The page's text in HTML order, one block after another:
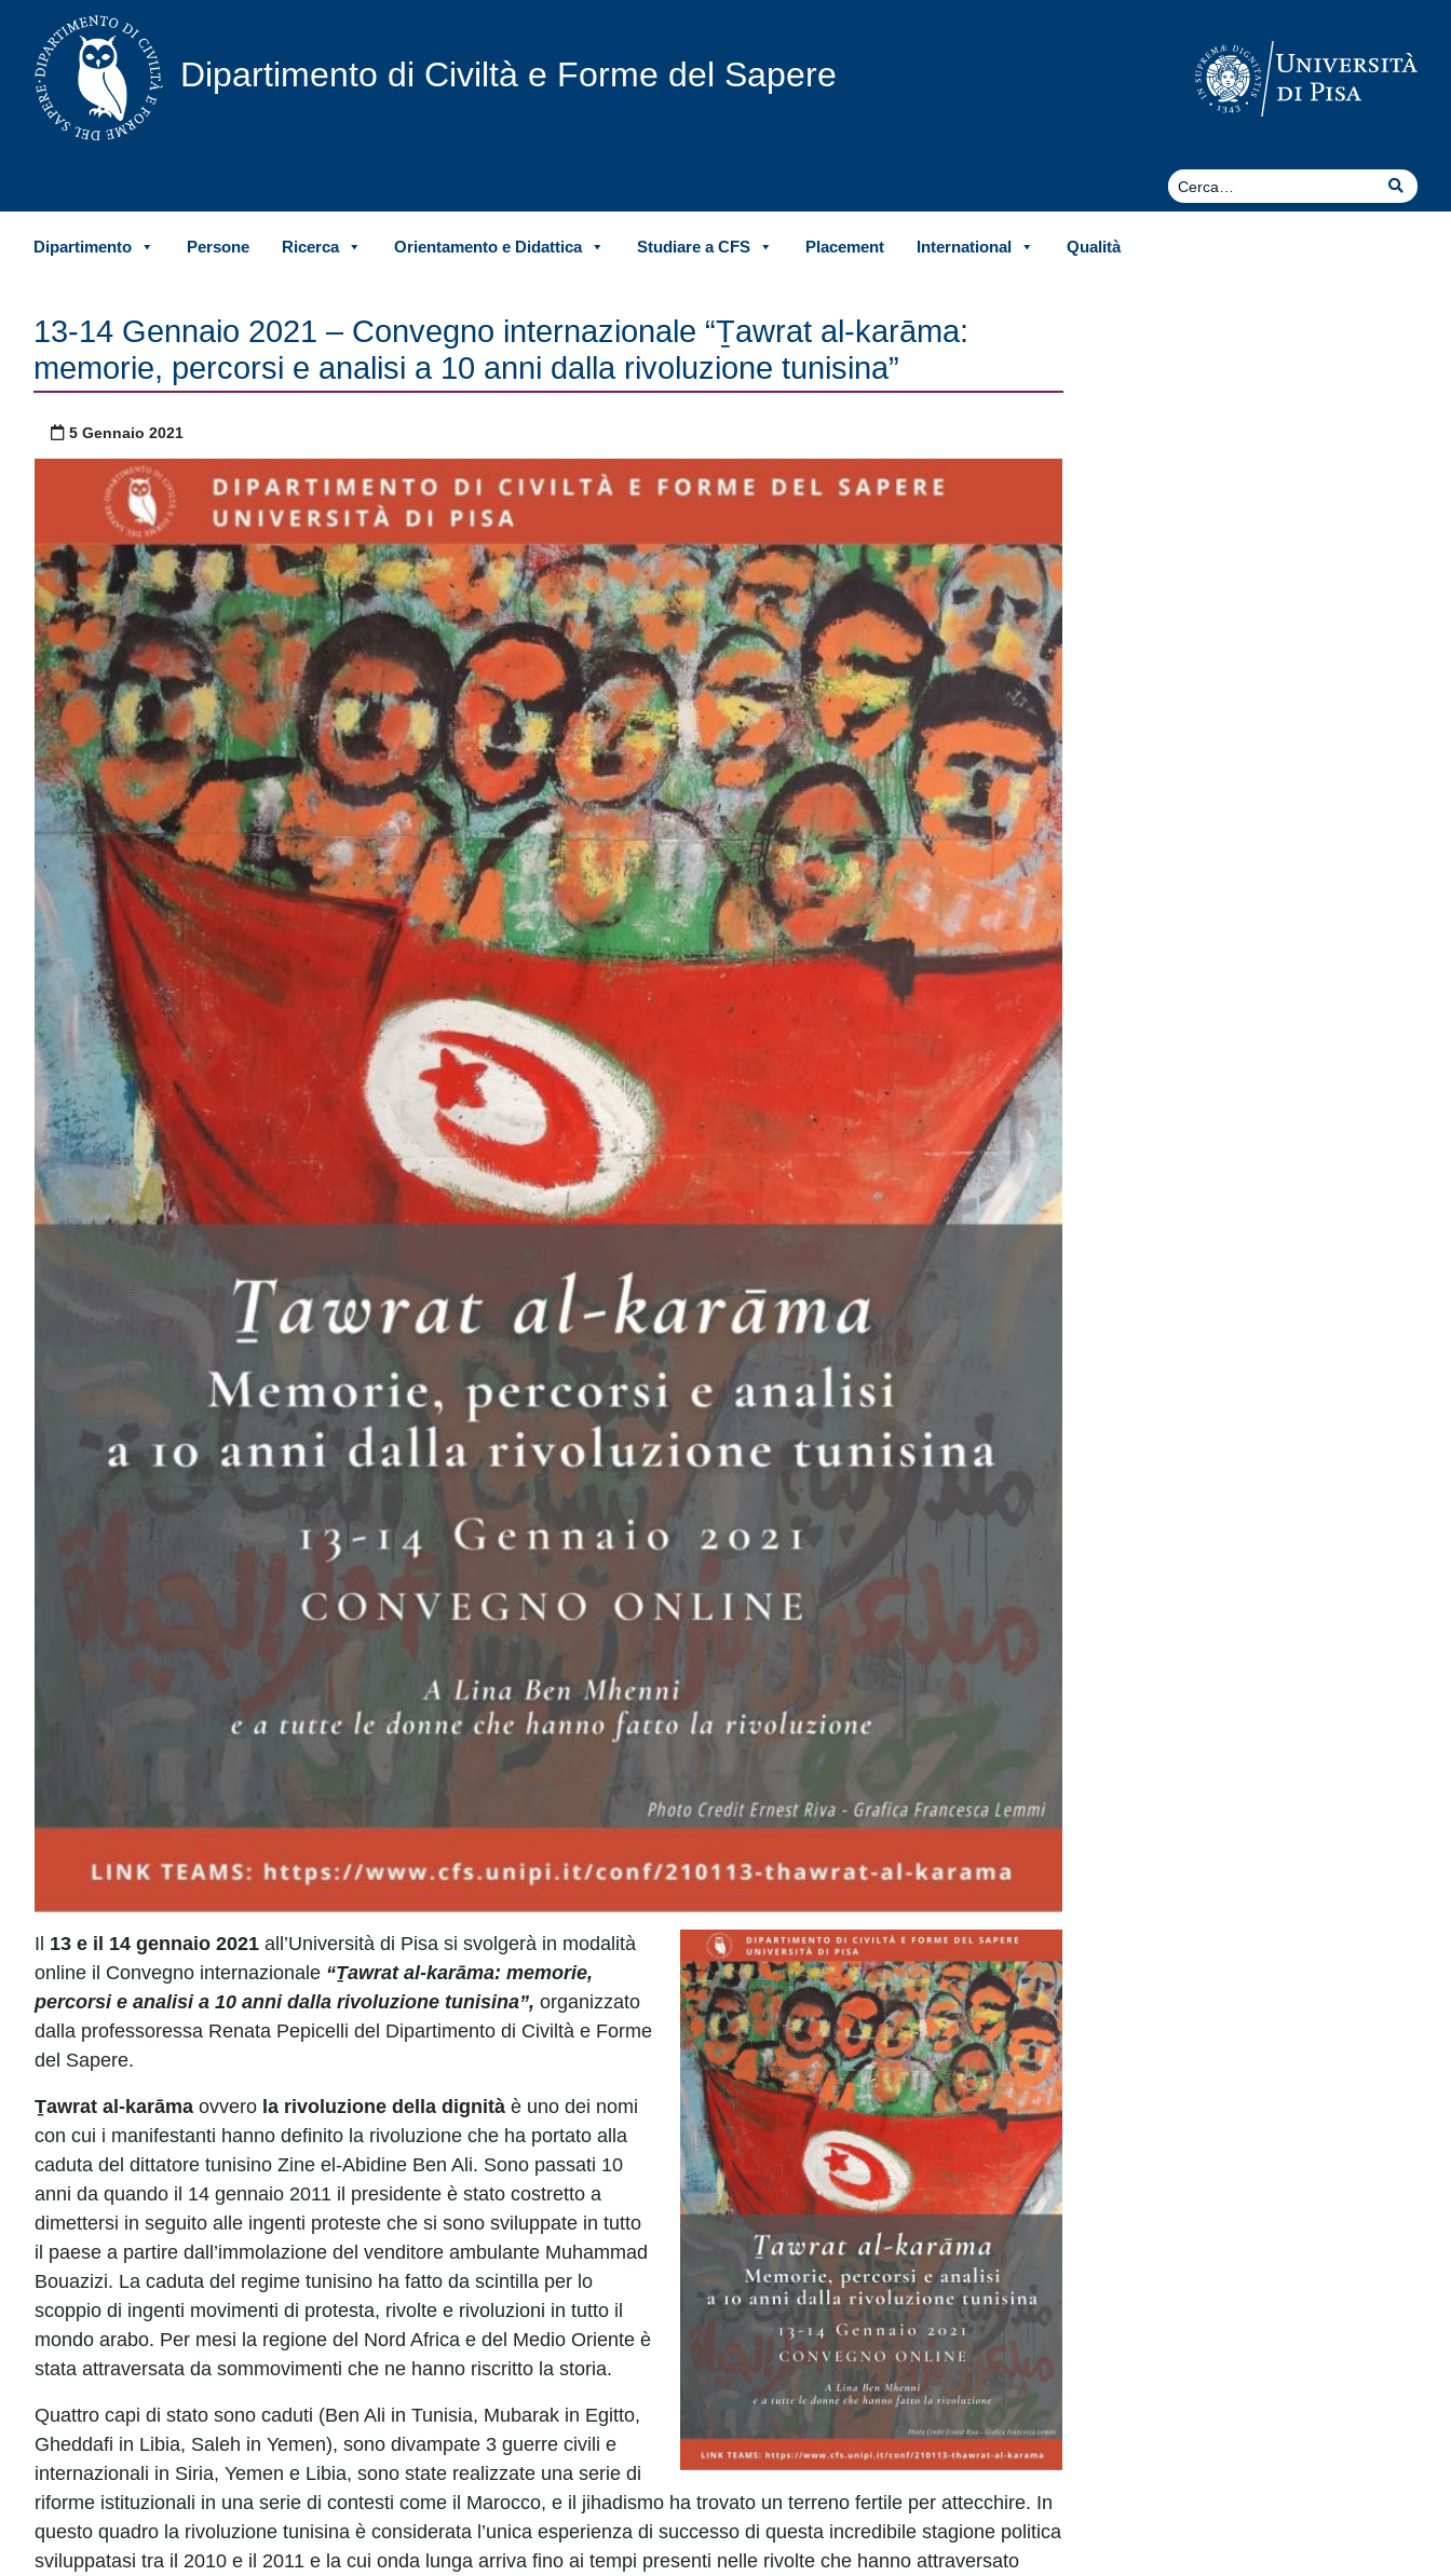
Vai al contenuto
Dipartimento di Civiltà e Forme del Sapere
Cerca
Cerca
Dipartimento Persone Ricerca Orientamento e Didattica Studiare a CFS Placement International Qualità
13-14 Gennaio 2021 – Convegno internazionale “Ṯawrat al-karāma:
memorie, percorsi e analisi a 10 anni dalla rivoluzione tunisina”
Pubblicato il
5 Gennaio 2021
Il 13 e il 14 gennaio 2021 all’Università di Pisa si svolgerà in modalità
online il Convegno internazionale “Ṯawrat al-karāma: memorie,
percorsi e analisi a 10 anni dalla rivoluzione tunisina”, organizzato
dalla professoressa Renata Pepicelli del Dipartimento di Civiltà e Forme
del Sapere.
Ṯawrat al-karāma ovvero la rivoluzione della dignità è uno dei nomi
con cui i manifestanti hanno definito la rivoluzione che ha portato alla
caduta del dittatore tunisino Zine el-Abidine Ben Ali. Sono passati 10
anni da quando il 14 gennaio 2011 il presidente è stato costretto a
dimettersi in seguito alle ingenti proteste che si sono sviluppate in tutto
il paese a partire dall’immolazione del venditore ambulante Muhammad
Bouazizi. La caduta del regime tunisino ha fatto da scintilla per lo
scoppio di ingenti movimenti di protesta, rivolte e rivoluzioni in tutto il
mondo arabo. Per mesi la regione del Nord Africa e del Medio Oriente è
stata attraversata da sommovimenti che ne hanno riscritto la storia.
Quattro capi di stato sono caduti (Ben Ali in Tunisia, Mubarak in Egitto,
Gheddafi in Libia, Saleh in Yemen), sono divampate 3 guerre civili e
internazionali in Siria, Yemen e Libia, sono state realizzate una serie di
riforme istituzionali in una serie di contesti come il Marocco, e il jihadismo ha trovato un terreno fertile per attecchire. In
questo quadro la rivoluzione tunisina è considerata l’unica esperienza di successo di questa incredibile stagione politica
sviluppatasi tra il 2010 e il 2011 e la cui onda lunga arriva fino ai tempi presenti nelle rivolte che hanno attraversato